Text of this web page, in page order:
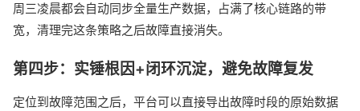
周三凌晨都会自动同步全量生产数据，占满了核心链路的带
宽，清理完这条策略之后故障直接消失。
第四步：实锤根因+闭环沉淀，避免故障复发
定位到故障范围之后，平台可以直接导出故障时段的原始数据